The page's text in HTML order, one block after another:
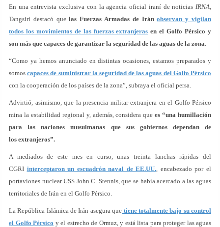
En una entrevista exclusiva con la agencia oficial iraní de noticias IRNA,
Tangsiri destacó quelas Fuerzas Armadas de Iránobservan y vigilan
todos los movimientos de las fuerzas extranjeras en el Golfo Pérsico y
son más que capaces de garantizar la seguridad de las aguas de la zona.
“Como ya hemos anunciado en distintas ocasiones, estamos preparados y
somoscapaces de suministrar la seguridad de las aguas del Golfo Pérsico
con la cooperación de los países de la zona”, subraya el oficial persa.
Advirtió, asimismo, que la presencia militar extranjera en el Golfo Pérsico
mina la estabilidad regional y, además, considera quees “una humillación
para las naciones musulmanas que sus gobiernos dependan de
los extranjeros”.
A mediados de este mes en curso, unas treinta lanchas rápidas del
CGRI interceptaron un escuadrón naval de EE.UU., encabezado por el
portaviones nuclear USS John C. Stennis, que se había acercado a las aguas
territoriales de Irán en el Golfo Pérsico.
La República Islámica de Irán asegura que tiene totalmente bajo su control
el Golfo Pérsico y el estrecho de Ormuz, y está lista para proteger las aguas